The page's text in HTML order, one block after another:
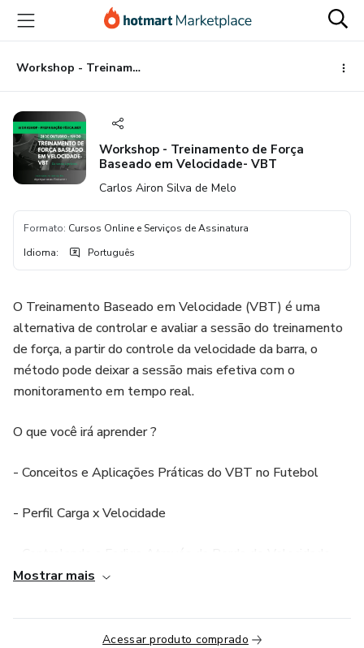
para
conteúdo
principal
para
pagamento
para
rodapé
Workshop - Treinamento de Força Baseado em Velocidade- VBT
Workshop - Treinamento de Força
Baseado em Velocidade- VBT
Carlos Airon Silva de Melo
Formato: Cursos Online e Serviços de Assinatura
Idioma: Português
O Treinamento Baseado em Velocidade (VBT) é uma
alternativa de controlar e avaliar a sessão do treinamento
de força, a partir do controle da velocidade da barra, o
método pode deixar a sessão mais efetiva com o
monitoramento em tempo real.
O que você irá aprender ?
- Conceitos e Aplicações Práticas do VBT no Futebol
- Perfil Carga x Velocidade
- Prescrição e Programação de Treino
Mostrar mais
Acessar produto comprado